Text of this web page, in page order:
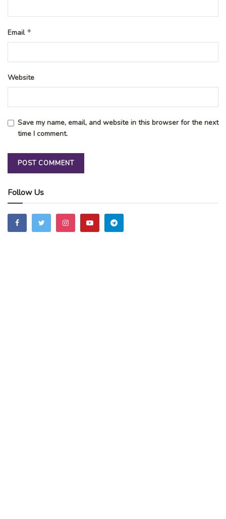
Email *
Website
Save my name, email, and website in this browser for the next
time I comment.
Follow Us